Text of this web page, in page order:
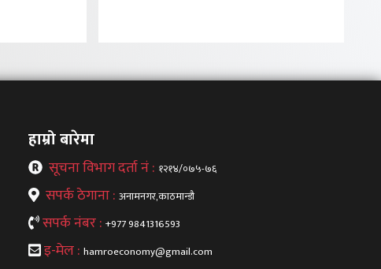
हाम्रो बारेमा
सूचना विभाग दर्ता नं : १२१४/०७५-७६
सपर्क ठेगाना : अनामनगर,काठमान्डौ
सपर्क नंबर : +977 9841316593
इ-मेल :hamroeconomy@gmail.com